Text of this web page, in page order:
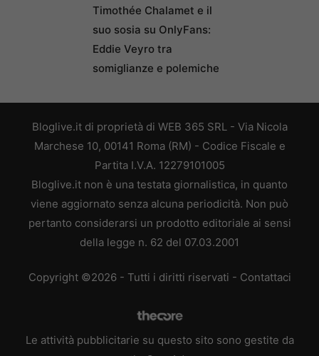
Timothée Chalamet e il
suo sosia su OnlyFans:
Eddie Veyro tra
somiglianze e polemiche
Bloglive.it di proprietà di WEB 365 SRL - Via Nicola
Marchese 10, 00141 Roma (RM) - Codice Fiscale e
Partita I.V.A. 12279101005
Bloglive.it non è una testata giornalistica, in quanto
viene aggiornato senza alcuna periodicità. Non può
pertanto considerarsi un prodotto editoriale ai sensi
della legge n. 62 del 07.03.2001
Copyright ©2026 - Tutti i diritti riservati - Contattaci
Le attività pubblicitarie su questo sito sono gestite da